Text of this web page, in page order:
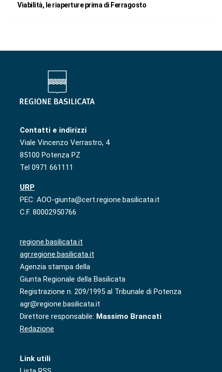
Viabilità, le riaperture prima di Ferragosto
Contatti e indirizzi
Viale Vincenzo Verrastro, 4
85100 Potenza PZ
Tel 0971 661111
URP
PEC: AOO-giunta@cert.regione.basilicata.it
C.F. 80002950766
regione.basilicata.it
agr.regione.basilicata.it
Agenzia stampa della
Giunta Regionale della Basilicata
Registrazione n. 209/1995 al Tribunale di Potenza
agr@regione.basilicata.it
Direttore responsabile: Massimo Brancati
Redazione
Link utili